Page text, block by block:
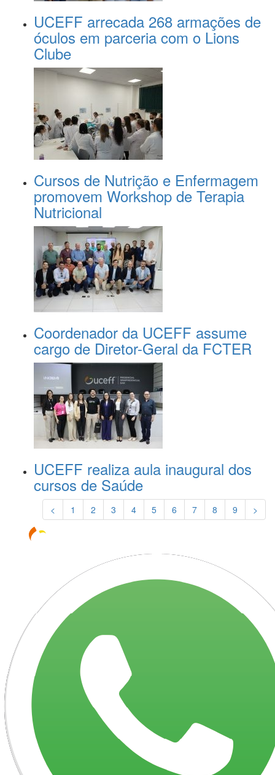
UCEFF arrecada 268 armações de
óculos em parceria com o Lions
Clube
Cursos de Nutrição e Enfermagem
promovem Workshop de Terapia
Nutricional
Coordenador da UCEFF assume
cargo de Diretor-Geral da FCTER
UCEFF realiza aula inaugural dos
cursos de Saúde
< 1 2 3 4 5 6 7 8 9 >